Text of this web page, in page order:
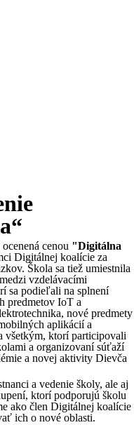
cenou "Digitálna
Digitálnej koalície za
Škola sa tiež umiestnila
vzdelávacími
sa podieľali na splnení
predmetov IoT a
nové predmety
aplikácií a
všetkým, ktorí participovali
a organizovaní súťaží
a novej aktivity Dievča
a vedenie školy, ale aj
ktorí podporujú školu
ako člen Digitálnej koalície
ich o nové oblasti.